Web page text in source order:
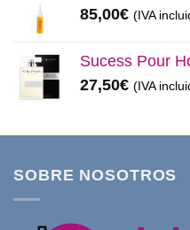
85,00€ (IVA
Sucess Pour
27,50€ (IVA
SOBRE NOSOTROS